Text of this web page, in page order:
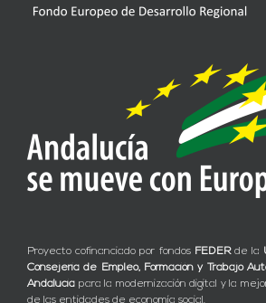
Proyecto cofinanciado por fondos FEDERde la
Consejería de Empleo, Formación y Trabajo
Andalucía para la modernización digital y la
de las entidades de economía social.